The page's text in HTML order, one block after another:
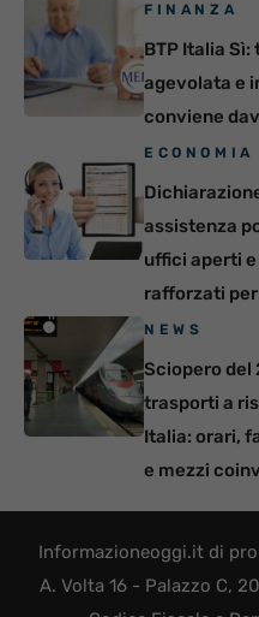
FINANZA
BTP Italia Sì:
agevolata e
conviene
ECONOMIA
assistenza
uffici aperti
rafforzati per
NEWS
Sciopero del
trasporti a
Italia: orari,
e mezzi
Informazioneoggi.it di
A. Volta 16 - Palazzo C,